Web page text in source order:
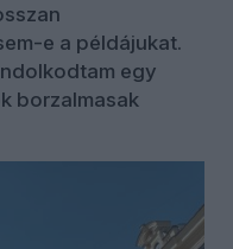
e a példájukat.
egy
borzalmasak